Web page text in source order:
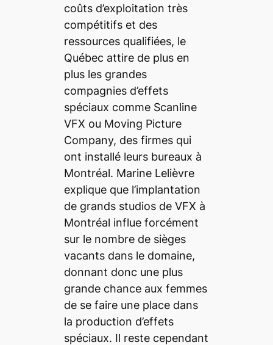
coûts d’exploitation très
compétitifs et des
ressources qualifiées, le
Québec attire de plus en
plus les grandes
compagnies d’effets
spéciaux comme Scanline
VFX ou Moving Picture
Company, des firmes qui
ont installé leurs bureaux à
Montréal. Marine Lelièvre
explique que l’implantation
de grands studios de VFX à
Montréal influe forcément
sur le nombre de sièges
vacants dans le domaine,
donnant donc une plus
grande chance aux femmes
de se faire une place dans
la production d’effets
spéciaux. Il reste cependant